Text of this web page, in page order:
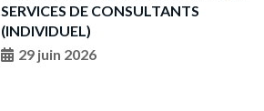
SERVICES DE CONSULTANTS
(INDIVIDUEL)
29 juin 2026